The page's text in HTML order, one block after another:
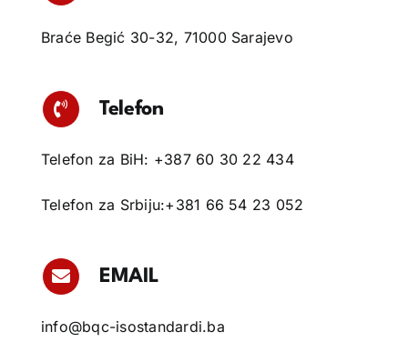
Braće Begić 30-32, 71000 Sarajevo
Telefon
Telefon za BiH: +387 60 30 22 434
Telefon za Srbiju:+381 66 54 23 052
EMAIL
info@bqc-isostandardi.ba